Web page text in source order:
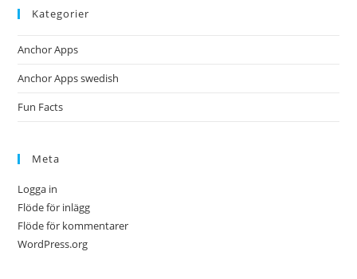
Kategorier
Anchor Apps
Anchor Apps swedish
Fun Facts
Meta
Logga in
Flöde för inlägg
Flöde för kommentarer
WordPress.org